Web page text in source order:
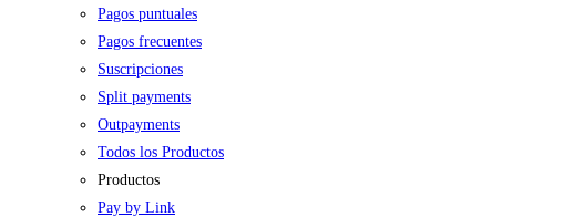
Pagos puntuales
Pagos frecuentes
Suscripciones
Split payments
Outpayments
Todos los Productos
Productos
Pay by Link